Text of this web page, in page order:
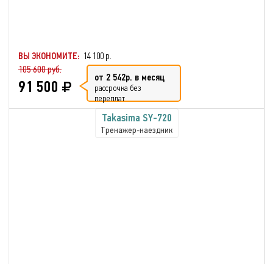
ВЫ ЭКОНОМИТЕ: 14 100 р.
105 600 руб.
91 500 от 2 542р. в месяц
рассрочка без
переплат
Takasima SY-720
Тренажер-наездник